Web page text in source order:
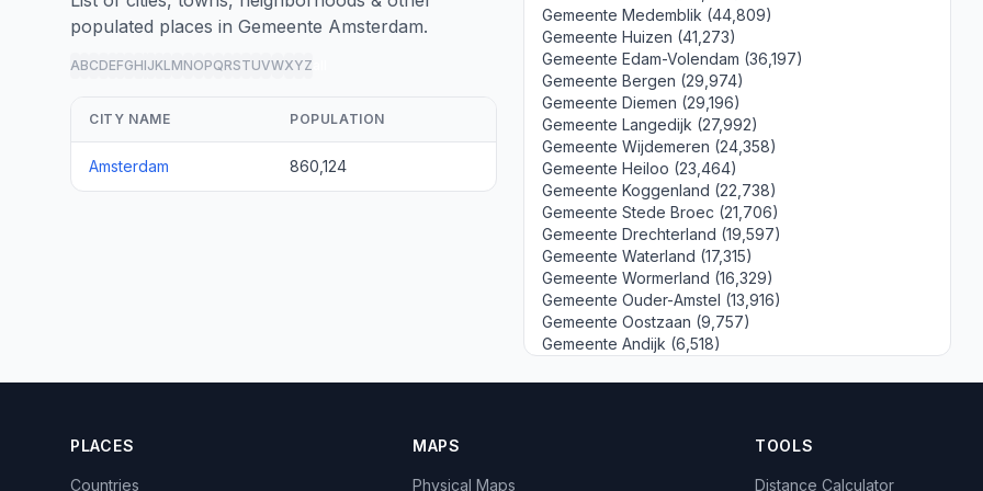
populated places in Gemeente Amsterdam.
ABCDEFGHIJKL MNOPQRSTUVWXYZ
CITY NAME POPULATION
Amsterdam 860,124
Gemeente Medemblik (44,809)
Gemeente Huizen (41,273)
Gemeente Edam-Volendam (36,197)
Gemeente Bergen (29,974)
Gemeente Diemen (29,196)
Gemeente Langedijk (27,992)
Gemeente Wijdemeren (24,358)
Gemeente Heiloo (23,464)
Gemeente Koggenland (22,738)
Gemeente Stede Broec (21,706)
Gemeente Drechterland (19,597)
Gemeente Waterland (17,315)
Gemeente Wormerland (16,329)
Gemeente Ouder-Amstel (13,916)
Gemeente Oostzaan (9,757)
Gemeente Andijk (6,518)
PLACES
Countries
MAPS
Physical Maps
TOOLS
Distance Calculator